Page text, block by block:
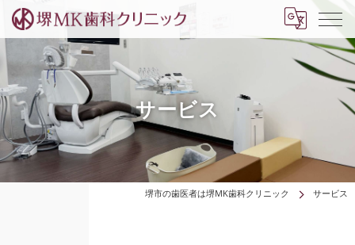
サービス
堺市の歯医者は堺MK歯科クリニック サービス